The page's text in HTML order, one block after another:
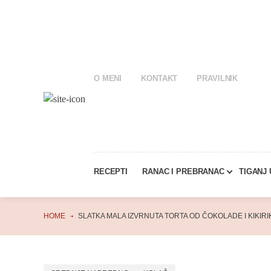
O MENI KONTAKT PRAVILNIK
RECEPTI RANAC I PREBRANAC TIGANJ
HOME SLATKA MALA IZVRNUTA TORTA OD ČOKOLADE I